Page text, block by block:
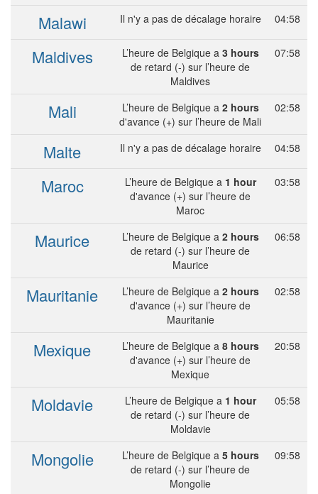
Malawi Il n'y a pas de décalage horaire 04:58
Maldives L’heure de Belgique a 3 hours
de retard (-) sur l’heure de
Maldives
07:58
Mali L’heure de Belgique a 2 hours
d'avance (+) sur l’heure de Mali
02:58
Malte Il n'y a pas de décalage horaire 04:58
Maroc L’heure de Belgique a 1 hour
d'avance (+) sur l’heure de
Maroc
03:58
Maurice L’heure de Belgique a 2 hours
de retard (-) sur l’heure de
Maurice
06:58
Mauritanie L’heure de Belgique a 2 hours
d'avance (+) sur l’heure de
Mauritanie
02:58
Mexique L’heure de Belgique a 8 hours
d'avance (+) sur l’heure de
Mexique
20:58
Moldavie L’heure de Belgique a 1 hour
de retard (-) sur l’heure de
Moldavie
05:58
Mongolie L’heure de Belgique a 5 hours
de retard (-) sur l’heure de
Mongolie
09:58